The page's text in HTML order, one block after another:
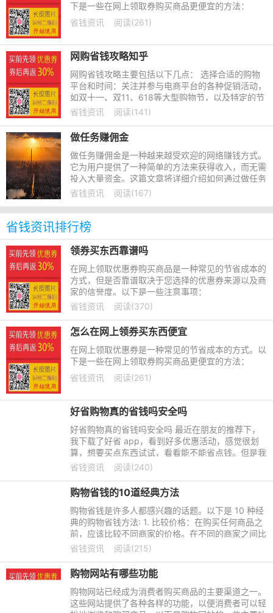
下是一些在网上领取券购买商品更便宜的方法：
省钱资讯
阅读(261)
网购省钱攻略知乎
网购省钱攻略主要包括以下几点： 选择合适的购物
平台和时间：关注并参与电商平台的各种促销活动，
如双十一、双11、618等大型购物节，以及特定的节
日或季节活动，这些活动通常会提供较大的折扣和优
省钱资讯 阅读(141)
做任务赚佣金
做任务赚佣金是一种越来越受欢迎的网络赚钱方式。
它为用户提供了一种简单的方法来获得收入，而无需
投入大量资金。这篇文章将详细介绍如何通过做任务
来赚取佣金，以及如何最大限度地利用这种赚钱方
省钱资讯 阅读(167)
省钱资讯排行榜
领券买东西靠谱吗
在网上领取优惠券购买商品是一种常见的节省成本的
方式，但是否靠谱取决于您选择的优惠券来源以及商
家的信誉度。以下是一些注意事项：
省钱资讯
阅读(370)
怎么在网上领券买东西便宜
在网上领取优惠券是一种常见的节省成本的方式。以
下是一些在网上领取券购买商品更便宜的方法：
省钱资讯
阅读(261)
好省购物真的省钱吗安全吗
好省购物真的省钱吗安全吗 最近在朋友的推荐下，
我下载了好省 app，看到好多优惠活动，感觉很划
算，想要买点东西试试，看看能不能省点钱。但是我
是第一次下载这个软件，也不知道它是个什么东西，
省钱资讯 阅读(240)
购物省钱的10道经典方法
购物省钱是许多人都感兴趣的话题。以下是 10 种经
典的购物省钱方法: 1. 比较价格：在购买任何商品之
前，应该比较不同商家的价格。在不同的商家之间比
较价格可以找出最好的优惠。
省钱资讯 阅读(215)
购物网站有哪些功能
购物网站已经成为消费者购买商品的主要渠道之一。
这些网站提供了各种各样的功能，以便消费者可以轻